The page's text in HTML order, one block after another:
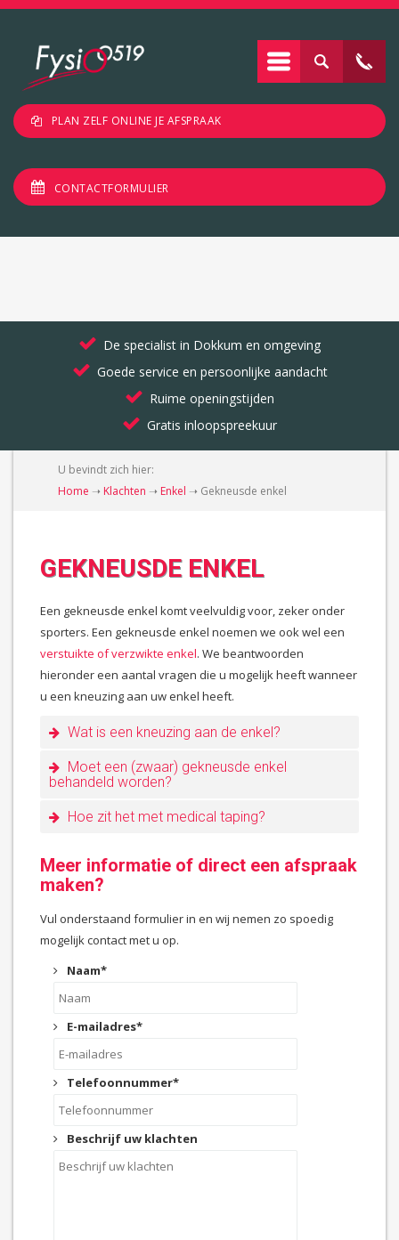
PLAN ZELF ONLINE JE AFSPRAAK
CONTACTFORMULIER
De specialist in Dokkum en omgeving
Goede service en persoonlijke aandacht
Ruime openingstijden
Gratis inloopspreekuur
U bevindt zich hier:
Home ➝ Klachten ➝ Enkel ➝ Gekneusde enkel
GEKNEUSDE ENKEL
Een gekneusde enkel komt veelvuldig voor, zeker onder
sporters. Een gekneusde enkel noemen we ook wel een
verstuikte of verzwikte enkel. We beantwoorden
hieronder een aantal vragen die u mogelijk heeft wanneer
u een kneuzing aan uw enkel heeft.
Wat is een kneuzing aan de enkel?
Moet een (zwaar) gekneusde enkel
behandeld worden?
Hoe zit het met medical taping?
Meer informatie of direct een afspraak
maken?
Vul onderstaand formulier in en wij nemen zo spoedig
mogelijk contact met u op.
Naam*
E-mailadres*
Telefoonnummer*
Beschrijf uw klachten